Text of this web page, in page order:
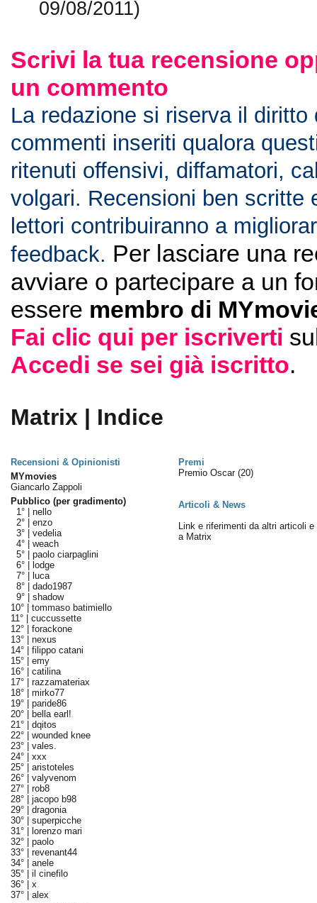
09/08/2011)
Scrivi la tua recensione
un commento
La redazione si riserva il diritto
commenti inseriti qualora
ritenuti offensivi, diffamatori,
volgari. Recensioni ben scritte
lettori contribuiranno a
feedback. Per lasciare una
avviare o partecipare a un
essere membro di
Fai clic qui per iscriverti
Accedi se sei già iscritto.
Matrix | Indice
Recensioni & Opinionisti
Premi
MYmovies
Giancarlo Zappoli
Pubblico (per gradimento)
1° | nello
2° | enzo
3° | vedelia
4° | weach
5° | paolo ciarpaglini
6° |
lodge
7° |
luca
8° | dado1987
9° | shadow
10° | tommaso batimiello
11° | cuccussette
12° | forackone
13° | nexus
14° | filippo catani
15° | emy
16° | catilina
17° | razzamateriax
18° | mirko77
19° | paride86
20° |
bella earl!
21° | dqitos
22° | wounded knee
23° | vales.
24° | xxx
25° | aristoteles
26° | valyvenom
27° | rob8
28° | jacopo b98
29° | dragonia
30° | superpicche
31° |
lorenzo mari
32° | paolo
33° | revenant44
34° | anele
35° | il cinefilo
36° | x
37° | alex
Premio Oscar (20)
Articoli & News
Link e riferimenti da altri articoli e
a Matrix